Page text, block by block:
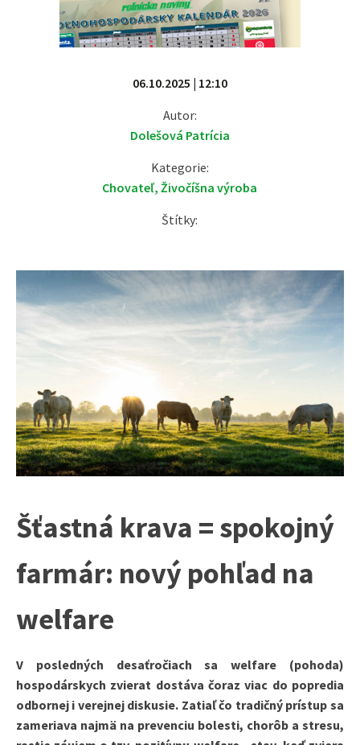
06.10.2025 | 12:10
Autor:
Dolešová Patrícia
Kategorie:
Chovateľ,Živočíšna výroba
Štítky:
Šťastná krava = spokojný
farmár: nový pohľad na
welfare
V posledných desaťročiach sa welfare (pohoda)
hospodárskych zvierat dostáva čoraz viac do popredia
odbornej i verejnej diskusie. Zatiaľ čo tradičný prístup sa
zameriava najmä na prevenciu bolesti, chorôb a stresu,